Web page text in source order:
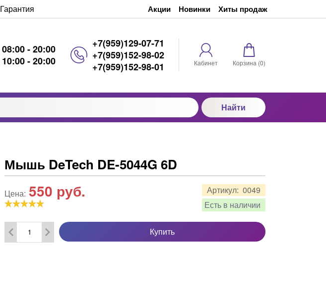
Гарантия Акции Новинки Хиты продаж
08:00 - 20:00
10:00 - 20:00
+7(959)129-07-71
+7(959)152-98-02
+7(959)152-98-01
Кабинет Корзина (0)
Найти
Мышь DeTech DE-5044G 6D
Артикул: 0049
Есть в наличии
Цена: 550 руб.
Купить